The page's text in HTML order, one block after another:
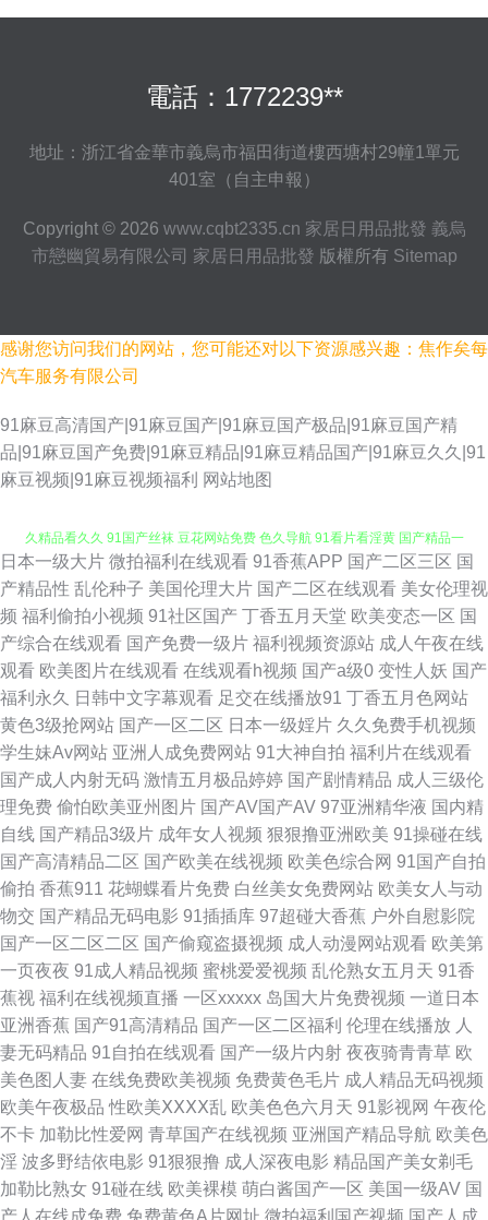
電話：1772239**
地址：浙江省金華市義烏市福田街道樓西塘村29幢1單元
401室（自主申報）
Copyright © 2026 www.cqbt2335.cn 家居日用品批發 義烏
市戀幽貿易有限公司 家居日用品批發 版權所有 Sitemap
感谢您访问我们的网站，您可能还对以下资源感兴趣：焦作矣每
汽车服务有限公司
91麻豆高清国产|91麻豆国产|91麻豆国产极品|91麻豆国产精
品|91麻豆国产免费|91麻豆精品|91麻豆精品国产|91麻豆久久|91
麻豆视频|91麻豆视频福利 网站地图
五月天色社区 日日干屄网 性爱VA欧美 91蜜桃伊人在线播放 激情AV福利 久
久精品看久久 91国产丝袜 豆花网站免费 色久导航 91看片看淫黄 国产精品一
不卡 色五月色色天堂网 91探花精品在线 久久国产精品黄毛片 一区一区三91
肏屄视频影院 人人干aV 91情侣超碰 国产三级在线 第一福利丝瓜导航 日韩
精品电影 91l视频 成人精品网 日本啊V网 91超碰在线大熏蕉 91次元官方 AV
之家 欧美成人官网 91l视频 91专区在线欢看 欧美成人乱 91超碰成人
wwwtubi麻豆 青青狠狠人人91 91夫妻海角论坛 成人午夜福利无码 日国产ab
91巨乳 国产C一区 人人色vvv 综合图区激情文学 超碰久肏在线 久久一区在
线观看 亚洲黄色官网 91午夜精品福利 九色91熟女 午夜福利在线你懂 91无
码中出 韩国色淫网 色图肏肏肏 91高清系列 成人电院网 青娱乐青青草日韩
91在线网 91网在线观看草草视频 91官网一匹二区 wwwAv黑丝 豆花社区久
久 香蕉视频黄色 日韩av一级 97亚洲免费电影 在线激情91 A片成人午夜剧场
日本一级大片 微拍福利在线观看 91香蕉APP 国产二区三区 国
产精品性 乱伦种子 美国伦理大片 国产二区在线观看 美女伦理视
频 福利偷拍小视频 91社区国产 丁香五月天堂 欧美变态一区 国
产综合在线观看 国产免费一级片 福利视频资源站 成人午夜在线
观看 欧美图片在线观看 在线观看h视频 国产a级0 变性人妖 国产
福利永久
日韩中文字幕观看 足交在线播放91 丁香五月色网站
黄色3级抢网站 国产一区二区 日本一级婬片 久久免费手机视频
学生妹Av网站 亚洲人成免费网站 91大神自拍 福利片在线观看
国产成人内射无码 激情五月极品婷婷 国产剧情精品 成人三级伦
理免费 偷怕欧美亚州图片 国产AV国产AV 97亚洲精华液 国内精
自线 国产精品3级片 成年女人视频 狠狠撸亚洲欧美 91操碰在线
国产高清精品二区 国产欧美在线视频 欧美色综合网 91国产自拍
偷拍 香蕉911 花蝴蝶看片免费 白丝美女免费网站 欧美女人与动
物交 国产精品无码电影 91插插库 97超碰大香蕉 户外自慰影院
国产一区二区二区 国产偷窥盗摄视频 成人动漫网站观看 欧美第
一页夜夜 91成人精品视频 蜜桃爱爱视频 乱伦熟女五月天 91香
蕉视 福利在线视频直播 一区xxxxx 岛国大片免费视频 一道日本
亚洲香蕉 国产91高清精品 国产一区二区福利 伦理在线播放 人
妻无码精品 91自拍在线观看 国产一级片内射 夜夜骑青青草 欧
美色图人妻 在线免费欧美视频 免费黄色毛片 成人精品无码视频
欧美午夜极品 性欧美ⅩⅩⅩⅩ乱 欧美色色六月天 91影视网 午夜伦
不卡 加勒比性爱网 青草国产在线视频 亚洲国产精品导航 欧美色
淫 波多野结依电影 91狠狠撸 成人深夜电影 精品国产美女剃毛
加勒比熟女 91碰在线 欧美裸模 萌白酱国产一区 美国一级AV 国
产人在线成免费 免费黄色A片网址 微拍福利国产视频 国产人成